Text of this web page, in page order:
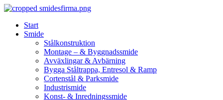
Skip
contentStart
Smide
Stålkonstruktion
Montage – & Byggnadssmide
Avväxlingar & Avbärning
Bygga Ståltrappa, Entresol & Ramp
Cortenstål & Parksmide
Industrismide
Konst- & Inredningssmide